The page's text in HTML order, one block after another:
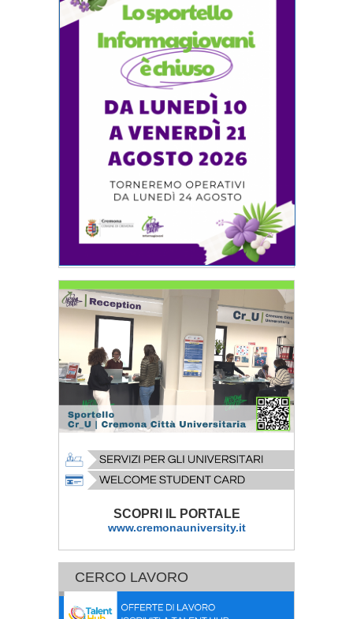
SCOPRI IL PORTALE
www.cremonauniversity.it
CERCO LAVORO